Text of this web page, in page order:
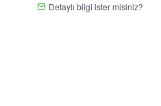
Detaylı bilgi ister misiniz?